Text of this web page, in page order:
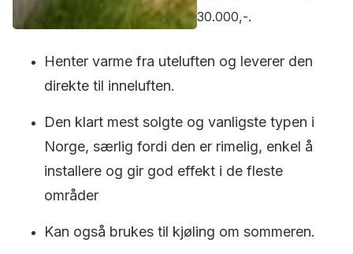
30.000,-.
Henter varme fra uteluften og leverer den
direkte til inneluften.
Den klart mest solgte og vanligste typen i
Norge, særlig fordi den er rimelig, enkel å
installere og gir god effekt i de fleste
områder
Kan også brukes til kjøling om sommeren.